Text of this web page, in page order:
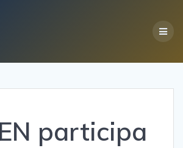
participa